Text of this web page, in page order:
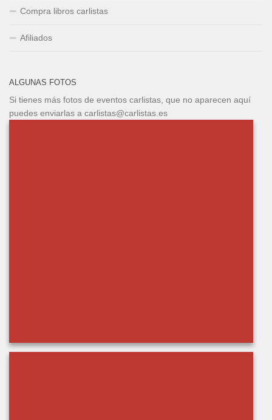
Compra libros carlistas
Afiliados
ALGUNAS FOTOS
Si tienes más fotos de eventos carlistas, que no aparecen aquí
puedes enviarlas a carlistas@carlistas.es